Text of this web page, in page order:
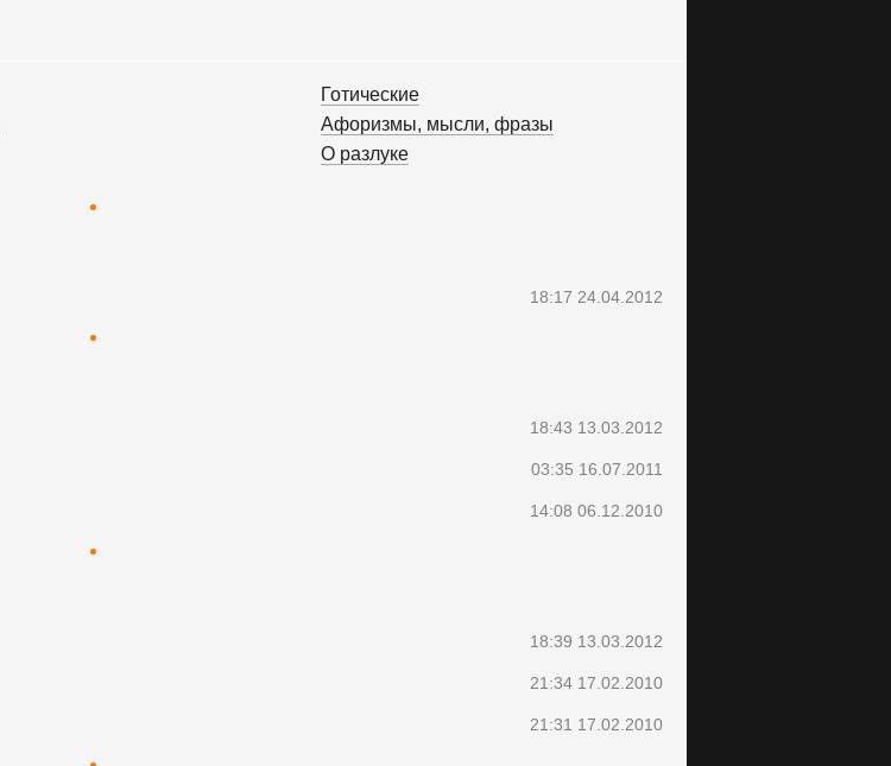
Готические
Афоризмы, мысли, фразы
О разлуке
18:17 24.04.2012
18:43 13.03.2012
03:35 16.07.2011
14:08 06.12.2010
18:39 13.03.2012
21:34 17.02.2010
21:31 17.02.2010